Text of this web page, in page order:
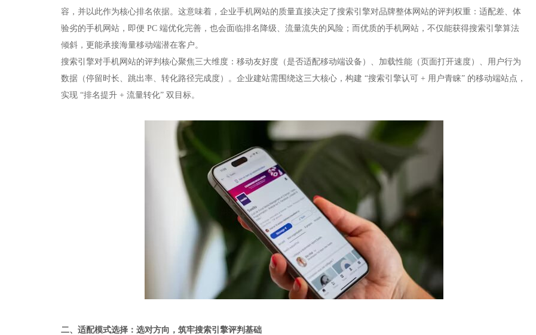
容，并以此作为核心排名依据。这意味着，企业手机网站的质量直接决定了搜索引擎对品牌整体网站的评判权重：适配差、体
验劣的手机网站，即便 PC 端优化完善，也会面临排名降级、流量流失的风险；而优质的手机网站，不仅能获得搜索引擎算法
倾斜，更能承接海量移动端潜在客户。​
搜索引擎对手机网站的评判核心聚焦三大维度：移动友好度（是否适配移动端设备）、加载性能（页面打开速度）、用户行为
数据（停留时长、跳出率、转化路径完成度）。企业建站需围绕这三大核心，构建 “搜索引擎认可 + 用户青睐” 的移动端站点，
实现 “排名提升 + 流量转化” 双目标。
二、适配模式选择：选对方向，筑牢搜索引擎评判基础​